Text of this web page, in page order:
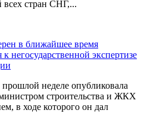
всех стран СНГ,...
в ближайшее время
негосударственной экспертизе
неделе опубликовала
строительства и ЖКХ
в ходе которого он дал